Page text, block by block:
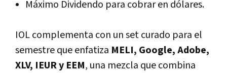
Máximo Dividendo para cobrar en dólares.
IOLcomplementa con un setcurado para el
semestreque enfatiza MELI, Google, Adobe,
XLV, IEUR y EEM, una mezcla que combina